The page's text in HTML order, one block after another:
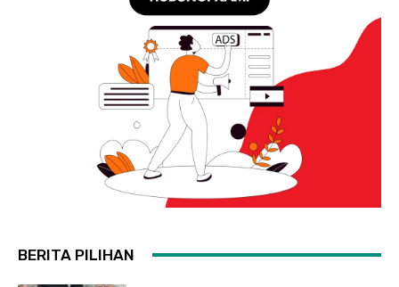
BERITA PILIHAN